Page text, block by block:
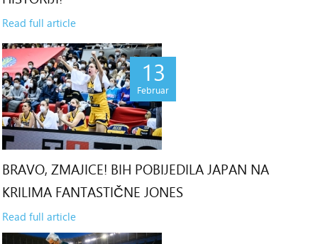
Read full article
13
Februar
BRAVO, ZMAJICE! BIH POBIJEDILA JAPAN NA
KRILIMA FANTASTIČNE JONES
Read full article